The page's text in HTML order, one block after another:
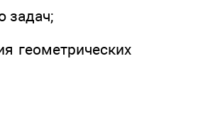
задач;
геометрических